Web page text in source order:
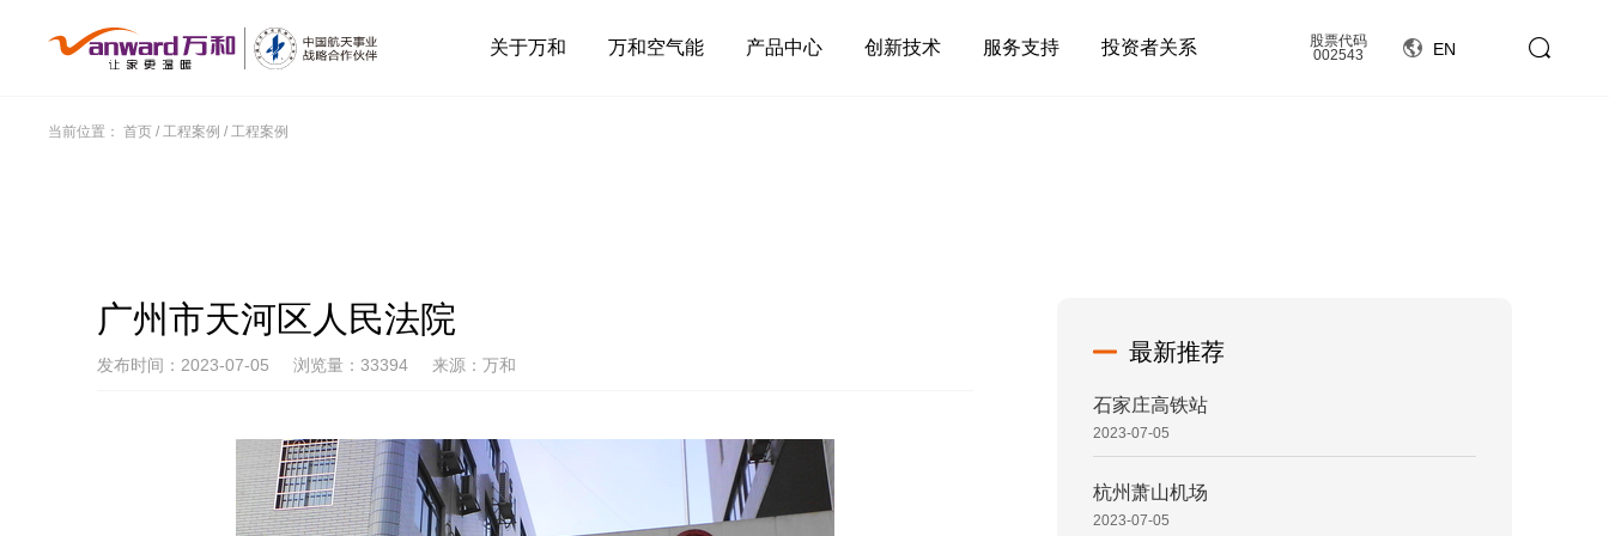
关于万和 万和空气能 产品中心 创新技术 服务支持 投资者关系
股票代码
002543
EN
当前位置：首页 /工程案例 /工程案例
广州市天河区人民法院
发布时间：2023-07-05 浏览量：33394 来源：万和 最新推荐
石家庄高铁站
2023-07-05
杭州萧山机场
2023-07-05